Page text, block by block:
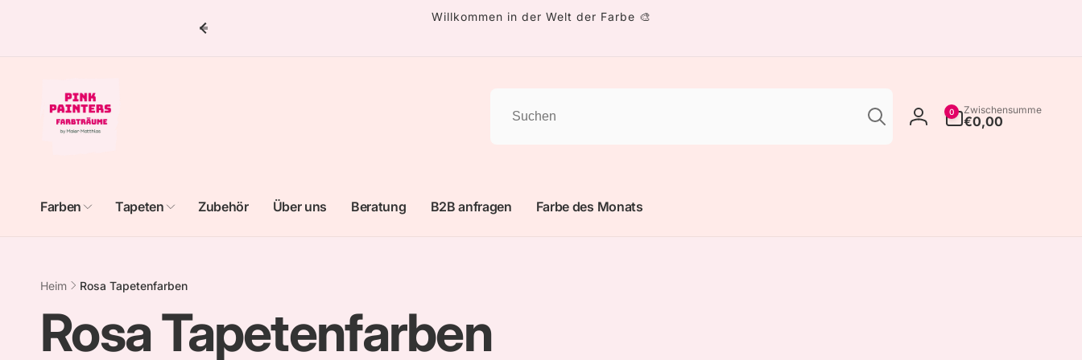
Willkommen in der Welt der Farbe 🎨
Einloggen
0
Artikel
Zwischensumme
€0,00
Farben Tapeten Zubehör Über uns Beratung B2B anfragen Farbe des Monats
Heim Rosa Tapetenfarben
K
Rosa Tapetenfarben